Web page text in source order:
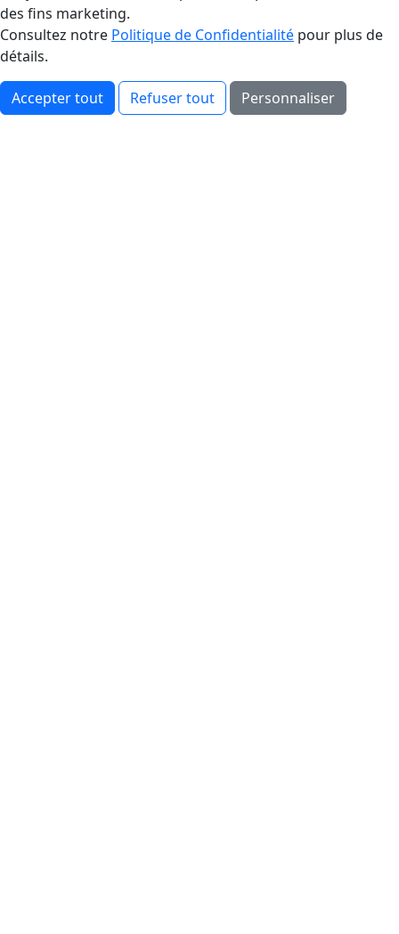
des fins marketing.
Consultez notre Politique de Confidentialité pour plus de
détails.
Accepter tout Refuser tout Personnaliser